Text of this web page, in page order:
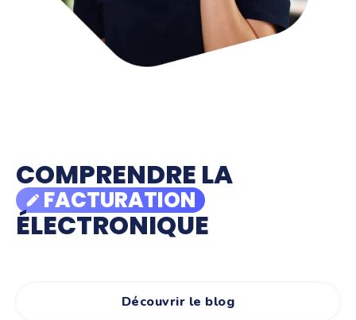
COMPRENDRE LA
FACTURATION
ÉLECTRONIQUE
Découvrir le blog